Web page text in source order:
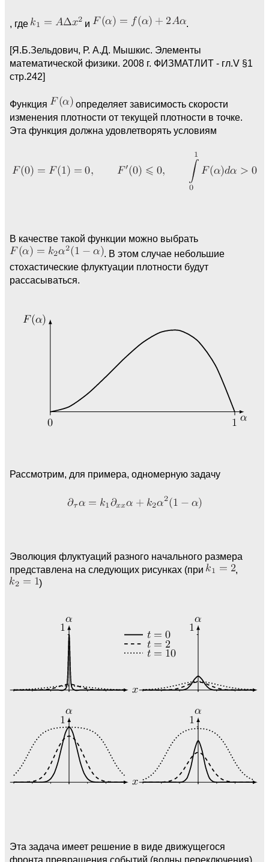
, где и .
[Я.Б.Зельдович, Р. А.Д. Мышкис. Элементы
математической физики. 2008 г. ФИЗМАТЛИТ - гл.V §1
стр.242]
Функция
определяет зависимость скорости
изменения плотности от текущей плотности в точке.
Эта функция должна удовлетворять условиям
В качестве такой функции можно выбрать
. В этом случае небольшие
стохастические флуктуации плотности будут
рассасываться.
Рассмотрим, для примера, одномерную задачу
Эволюция флуктуаций разного начального размера
представлена на следующих рисунках (при
,
)
Эта задача имеет решение в виде движущегося
фронта превращения событий (волны переключения),